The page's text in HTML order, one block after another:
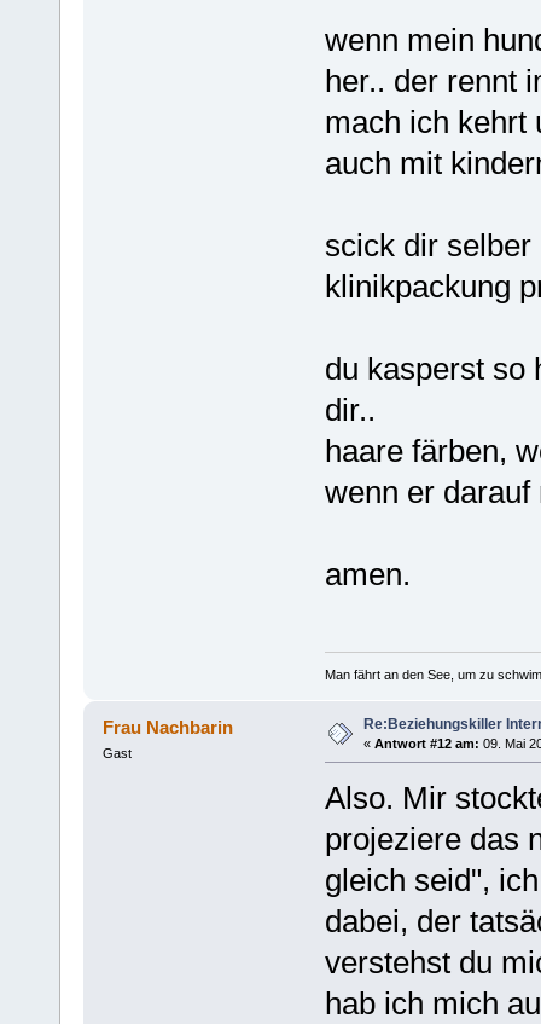
wenn mein
her.. der rennt
mach ich kehrt
auch mit
scick dir
klinikpackung
du kasperst so
dir..
haare färben,
wenn er
amen.
Man fährt an den See, um zu
Frau Nachbarin
Gast
Re:Beziehungskiller
« Antwort #12 am: 09. Mai
Also. Mir
projeziere das
gleich seid",
dabei, der
verstehst du
hab ich mich